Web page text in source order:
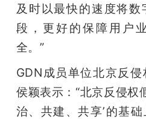
及时以最快的速度将
段，更好的保障用户
全。”
GDN成员单位北京反
侯颖表示：“北京反侵权
治、共建、共享’的基